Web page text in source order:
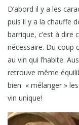
D’abord il y a les
puis il y a la chauffe
barrique, c’est à
nécessaire. Du coup
au vin qui l’habite.
retrouve même
bien « mélanger »
vin unique!